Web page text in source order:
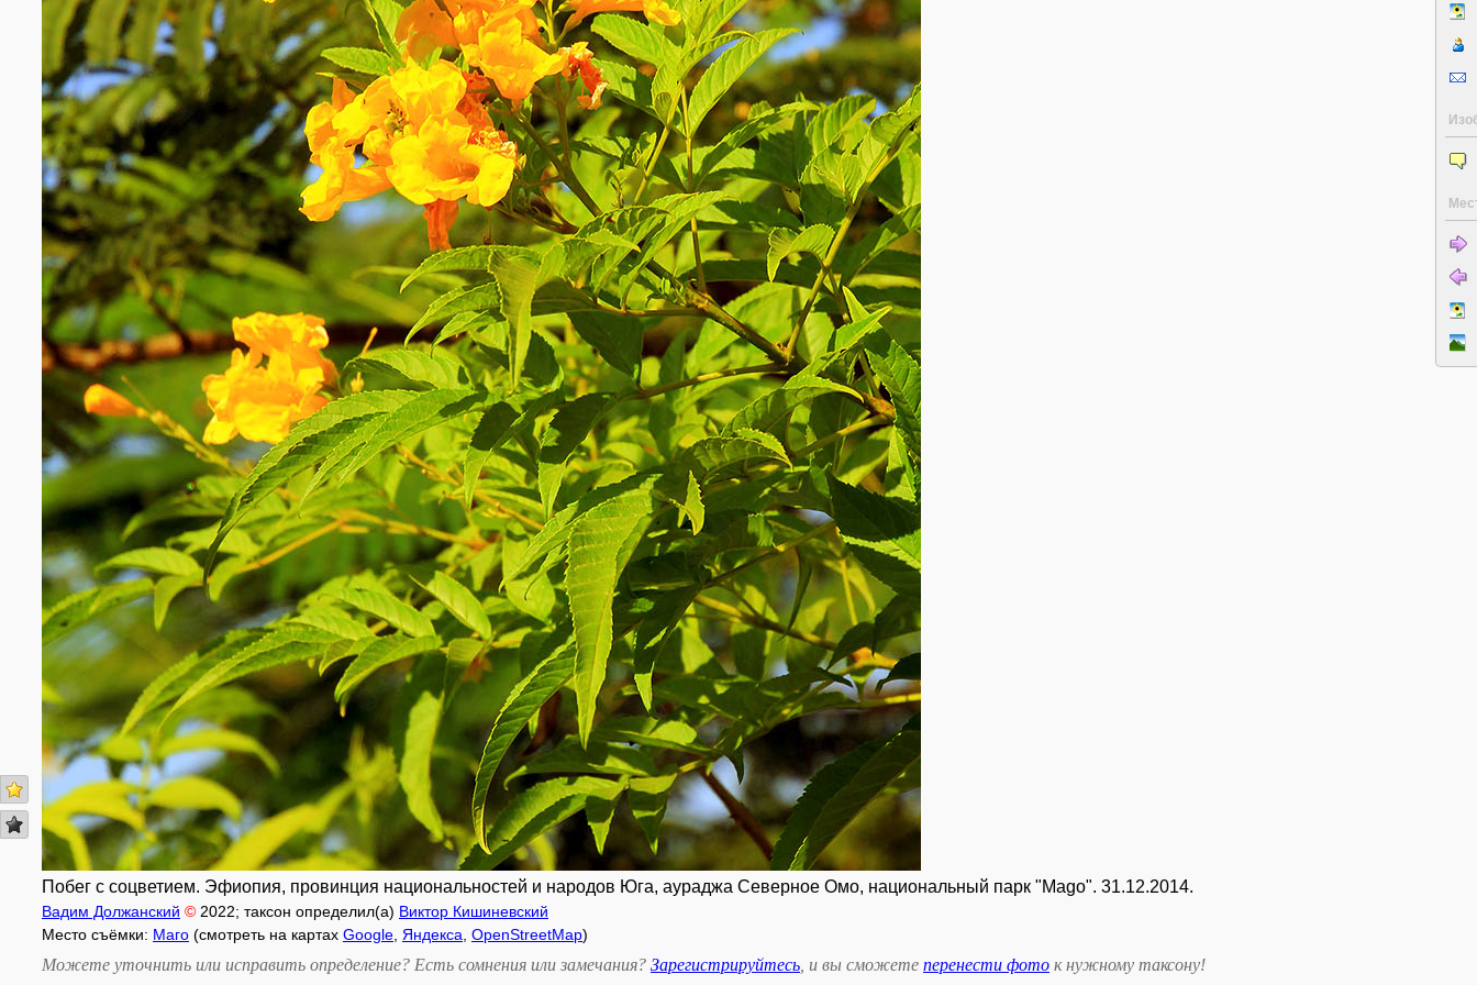
Побег с соцветием. Эфиопия, провинция национальностей и народов Юга, аураджа Северное Омо, национальный парк "Mago". 31.12.2014.
Вадим Должанский © 2022; таксон определил(а) Виктор Кишиневский
Место съёмки: Маго (смотреть на картах Google Яндекса OpenStreetMap)
Можете уточнить или исправить определение? Есть сомнения или замечания? Зарегистрируйтесь , и вы сможете перенести фото к нужному таксону!